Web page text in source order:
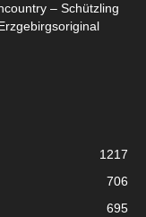
– Schützling
1217
706
695